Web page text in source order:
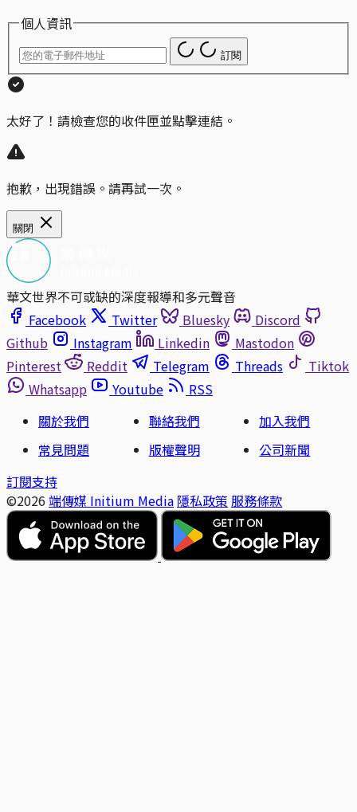
個人資訊
訂閱
太好了！請檢查您的收件匣並點擊連結。
抱歉，出現錯誤。請再試一次。
關閉
華文世界不可或缺的深度報導和多元聲音
Facebook
Twitter Bluesky
Discord
Github
Instagram Linkedin
Mastodon
Pinterest
Reddit Telegram Threads
Tiktok
Whatsapp
Youtube
RSS
關於我們
聯絡我們
加入我們
常見問題
版權聲明
公司新聞
訂閱支持
©2026 端傳媒 Initium Media 隱私政策 服務條款